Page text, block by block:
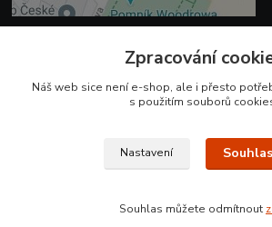
+420 225 375 800
Zpracování
Náš web sice není e-shop, ale i přesto
s použitím souborů
Nastavení
Souhlas můžete odmítnout